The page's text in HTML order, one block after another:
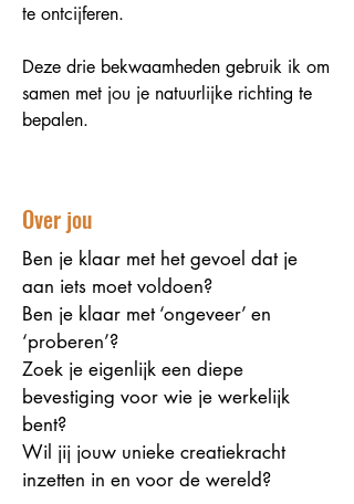
te ontcijferen.
Deze drie bekwaamheden gebruik ik om
samen met jou je natuurlijke richting te
bepalen.
Over jou
Ben je klaar met het gevoel dat je
aan iets moet voldoen?
Ben je klaar met ‘ongeveer’ en
‘proberen’?
Zoek je eigenlijk een diepe
bevestiging voor wie je werkelijk
bent?
Wil jij jouw unieke creatiekracht
inzetten in en voor de wereld?